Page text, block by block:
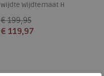
wijdte Wijdtemaat H
€ 199,95
€ 119,97